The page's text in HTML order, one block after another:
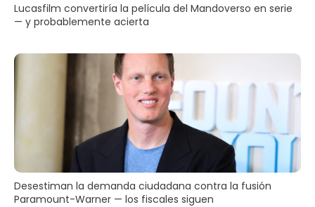
Lucasfilm convertiría la película del Mandoverso en serie
— y probablemente acierta
Desestiman la demanda ciudadana contra la fusión
Paramount-Warner — los fiscales siguen